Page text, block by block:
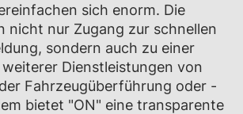
sich enorm. Die
nicht nur Zugang zur schnellen
sondern auch zu einer
Dienstleistungen von
Fahrzeugüberführung oder -
bietet "ON" eine transparente